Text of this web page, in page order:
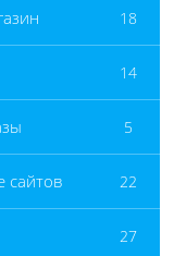
18
14
5
сайтов 22
27